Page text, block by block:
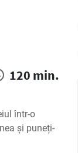
120 min.
într-o
și puneți-